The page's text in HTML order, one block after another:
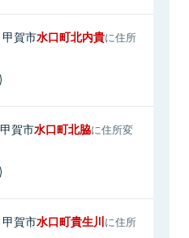
甲賀市水口町北内貴に住所
甲賀市水口町北脇に住所変
甲賀市水口町貴生川に住所